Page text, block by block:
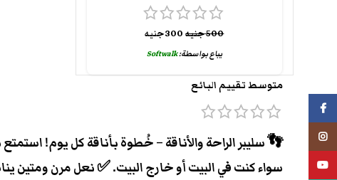
500جنيه 300جنيه
يباع بواسطة:Softwalk
متوسط تقييم البائع
👣 سليبر الراحة والأناقة – خُطوة بأناقة كل يوم!
سواء كنت في البيت أو خارج البيت. ✅ نعل مرن ومتين
فيسبوك
انستجرام
يوتيوب